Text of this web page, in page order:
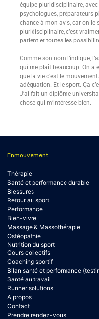
équipe pluridisciplinaire,
psychologues, préparateurs
chance à mon avis, car on le
pluridisciplinaire, c’est
patient et toutes les
Comme son nom l’indique,
qui me plaît beaucoup. On a
que la vie c’est le
adéquation. Et le sport. Ça
J’ai fait un diplôme
chose qui m’intéresse bien.
Enmouvement
Thérapie
Santé et performance durable
Blessures
Retour au sport
Performance
Bien-vivre
Massage & Massothérapie
Ostéopathie
Nutrition du sport
Cours collectifs
Coaching sportif
Bilan santé et performance
Santé au travail
Runner solutions
A propos
Contact
Prendre rendez-vous